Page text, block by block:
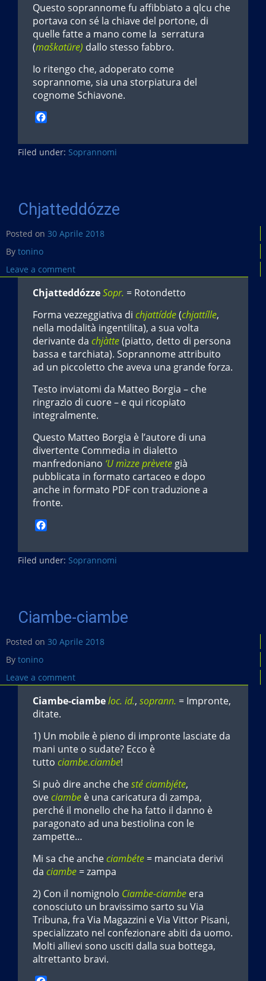
Questo soprannome fu affibbiato a qlcu che
portava con sé la chiave del portone, di
quelle fatte a mano come la serratura
(maškatüre) dallo stesso fabbro.
Io ritengo che, adoperato come
soprannome, sia una storpiatura del
cognome Schiavone.
c
e
k
Filed under: Soprannomi
Chjatteddózze
Posted on 30 Aprile 2018
By tonino
Leave a comment
ChjatteddózzeSopr. = Rotondetto
Forma vezzeggiativa di chjattídde(chjattílle,
nella modalità ingentilita), a sua volta
derivante da chjàtte(piatto, detto di persona
bassa e tarchiata). Soprannome attribuito
ad un piccoletto che aveva una grande forza.
Testo inviatomi da Matteo Borgia – che
ringrazio di cuore – e qui ricopiato
integralmente.
Questo Matteo Borgia è l’autore di una
divertente Commedia in dialetto
manfredoniano ‘U mìzze prèvetegià
pubblicata in formato cartaceo e dopo
anche in formato PDF con traduzione a
fronte.
c
e
Filed under: Soprannomi
Ciambe-ciambe
Posted on 30 Aprile 2018
By tonino
Leave a comment
Ciambe-ciambeloc. id., soprann. = Impronte,
ditate.
1) Un mobile è pieno di impronte lasciate da
mani unte o sudate? Ecco è
tutto ciambe.ciambe!
Si può dire anche chesté ciambjéte,
oveciambe è una caricatura di zampa,
perché il monello che ha fatto il danno è
paragonato ad una bestiolina con le
zampette…
Mi sa che ancheciambéte = manciata derivi
da ciambe = zampa
2) Con il nomignolo Ciambe-ciambe era
conosciuto un bravissimo sarto su Via
Tribuna, fra Via Magazzini e Via Vittor Pisani,
specializzato nel confezionare abiti da uomo.
Molti allievi sono usciti dalla sua bottega,
altrettanto bravi.